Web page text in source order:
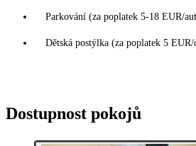
Parkování (za poplatek 5-18 EUR/
Dětská postýlka (za poplatek 5
Dostupnost pokojů